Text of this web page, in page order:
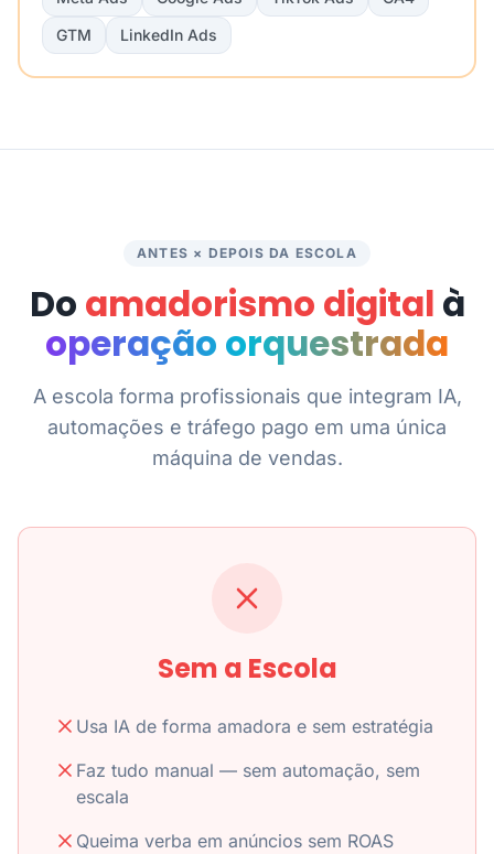
GTM
LinkedIn Ads
ANTES × DEPOIS DA ESCOLA
Do amadorismo digital à
operação orquestrada
A escola forma profissionais que integram IA,
automações e tráfego pago em uma única
máquina de vendas.
Sem a Escola
Usa IA de forma amadora e sem estratégia
Faz tudo manual — sem automação, sem
escala
Queima verba em anúncios sem ROAS